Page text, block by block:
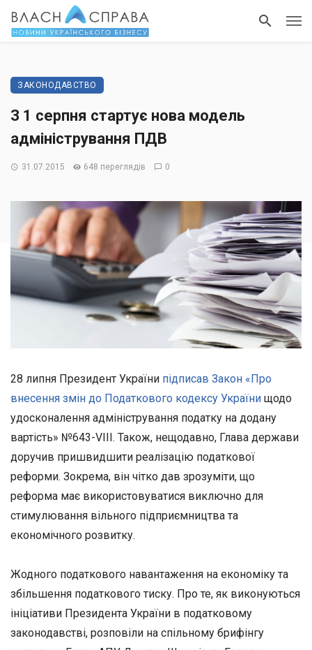
ЗАКОНОДАВСТВО
З 1 серпня стартує нова модель
адміністрування ПДВ
31.07.2015 648 переглядів 0
28 липня Президент України підписав Закон «Про
внесення змін до Податкового кодексу України щодо
удосконалення адміністрування податку на додану
вартість» №643-VIII. Також, нещодавно, Глава держави
доручив пришвидшити реалізацію податкової
реформи. Зокрема, він чітко дав зрозуміти, що
реформа має використовуватися виключно для
стимулювання вільного підприємництва та
економічного розвитку.
Жодного податкового навантаження на економіку та
збільшення податкового тиску. Про те, як виконуються
ініціативи Президента України в податковому
законодавстві, розповіли на спільному брифінгу